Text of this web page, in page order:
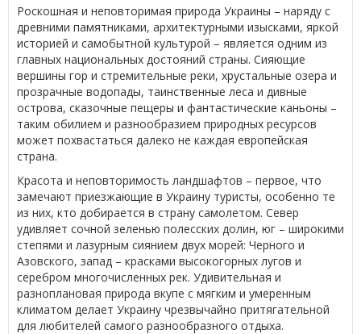
Роскошная и неповторимая природа Украины – наряду с
древними памятниками, архитектурными изысками, яркой
историей и самобытной культурой – является одним из
главных национальных достояний страны. Сияющие
вершины гор и стремительные реки, хрустальные озера и
прозрачные водопады, таинственные леса и дивные
острова, сказочные пещеры и фантастические каньоны –
таким обилием и разнообразием природных ресурсов
может похвастаться далеко не каждая европейская
страна.
Красота и неповторимость ландшафтов – первое, что
замечают приезжающие в Украину туристы, особенно те
из них, кто добирается в страну самолетом. Север
удивляет сочной зеленью полесских долин, юг – широкими
степями и лазурным сиянием двух морей: Черного и
Азовского, запад – красками высокогорных лугов и
серебром многочисленных рек. Удивительная и
разноплановая природа вкупе с мягким и умеренным
климатом делает Украину чрезвычайно притягательной
для любителей самого разнообразного отдыха.